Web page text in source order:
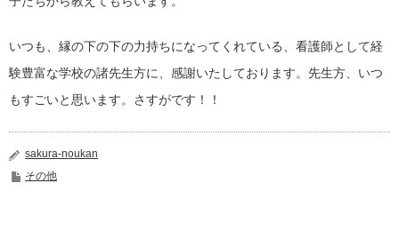
いつも、縁の下の下の力持ちになってくれている、看護師として経
験豊富な学校の諸先生方に、感謝いたしております。先生方、いつ
もすごいと思います。さすがです！！
sakura-noukan
その他